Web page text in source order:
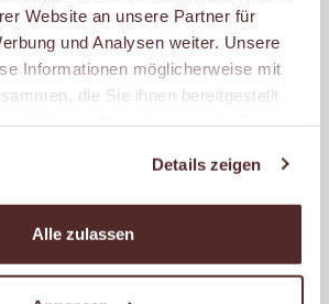
Website an unsere Partner für
und Analysen weiter. Unsere
Informationen möglicherweise mit
die Sie ihnen bereitgestellt
Details zeigen
Alle zulassen
von der Himbeerkonfitüre
Natürlich
nur Fleisch- und
Saucen und knackfrische
und Paprika.
Ziel, dass Du dich bei uns